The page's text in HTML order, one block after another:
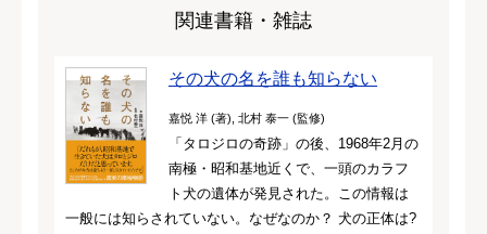
関連書籍・雑誌
その犬の名を誰も知らない
嘉悦 洋 (著), 北村 泰一 (監修)
「タロジロの奇跡」の後、1968年2月の
南極・昭和基地近くで、一頭のカラフ
ト犬の遺体が発見された。この情報は
一般には知らされていない。なぜなのか？ 犬の正体は?